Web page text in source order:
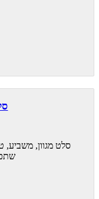
סלט מגוון, משביע,